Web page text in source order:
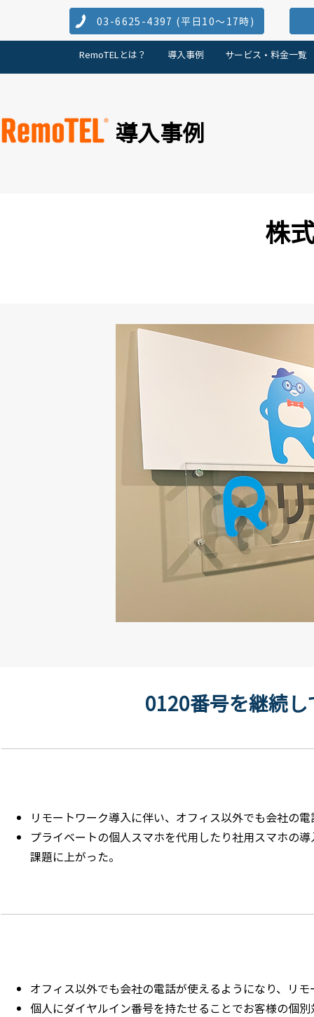
03-6625-4397 (​平日10～17時)
RemoTELとは？ 導入事例 サービス・料金一覧
導入事例
株
0120番号を継続
リモートワーク導入に伴い、オフィス以外でも会社の
プライベートの個人スマホを代用したり社用スマホの
課題に上がった。
オフィス以外でも会社の電話が使えるようになり、リ
個人にダイヤルイン番号を持たせることでお客様の個